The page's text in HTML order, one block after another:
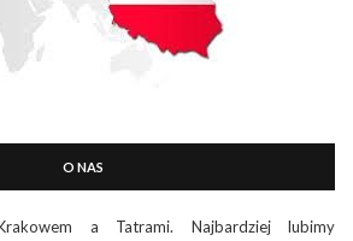
O NAS
a Tatrami. Najbardziej lubimy